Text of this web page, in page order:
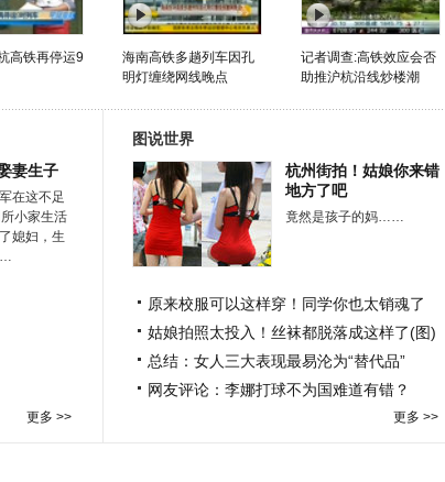
高铁再停运9
海南高铁多趟列车因孔
明灯缠绕网线晚点
记者调查:高铁效应会否
助推沪杭沿线炒楼潮
妻生子
在这不足
小家生活
媳妇，生
更多 >>
图说世界
杭州街拍！姑娘你来错
地方了吧
竟然是孩子的妈……
原来校服可以这样穿！同学你也太销魂了
姑娘拍照太投入！丝袜都脱落成这样了(图)
总结：女人三大表现最易沦为“替代品”
网友评论：李娜打球不为国难道有错？
更多 >>